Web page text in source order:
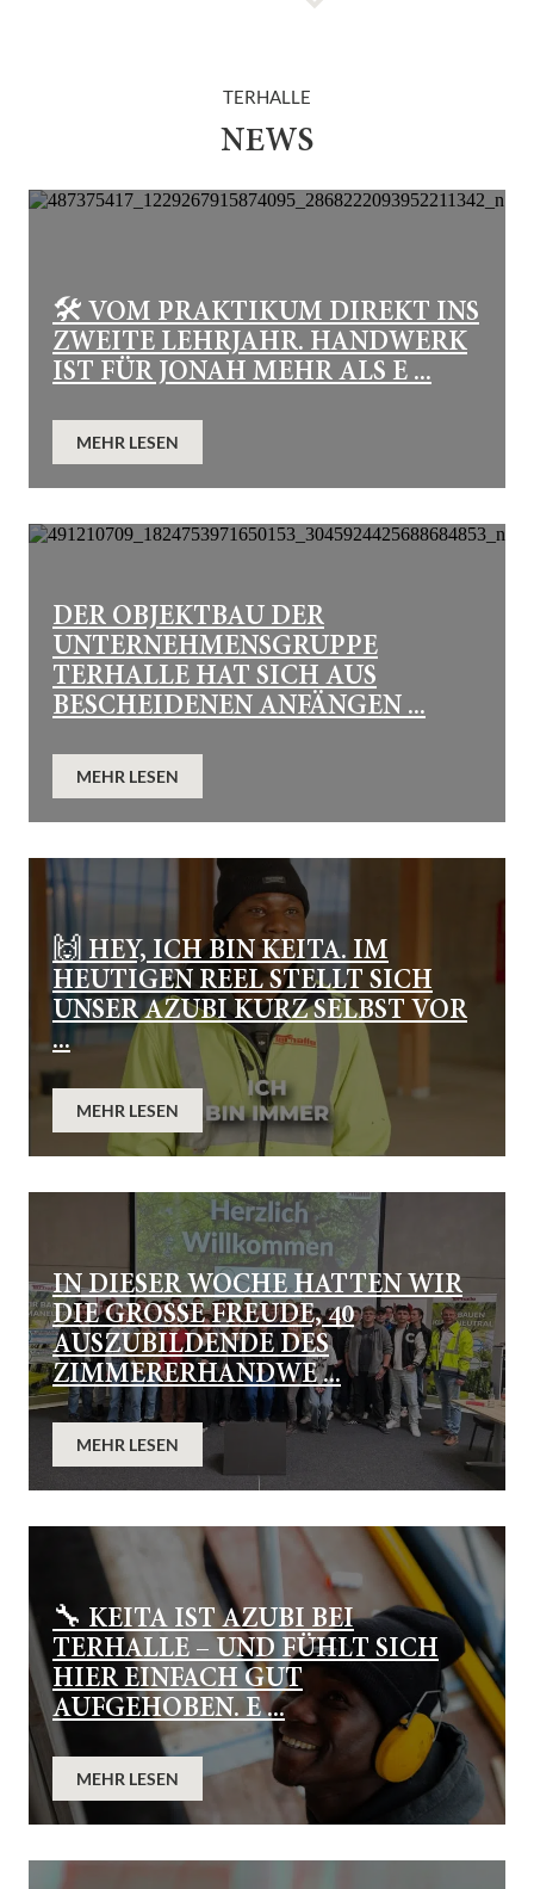
TERHALLE
NEWS
🛠️ VOM PRAKTIKUM DIREKT INS
ZWEITE LEHRJAHR. HANDWERK
IST FÜR JONAH MEHR ALS E ...
MEHR LESEN
DER OBJEKTBAU DER
UNTERNEHMENSGRUPPE
TERHALLE HAT SICH AUS
BESCHEIDENEN ANFÄNGEN ...
MEHR LESEN
🙌 HEY, ICH BIN KEITA. IM
HEUTIGEN REEL STELLT SICH
UNSER AZUBI KURZ SELBST VOR
...
MEHR LESEN
IN DIESER WOCHE HATTEN WIR
DIE GROSSE FREUDE, 40 A
USZUBILDENDE DES Z
IMMERERHANDWE ...
MEHR LESEN
🔧 KEITA IST AZUBI BEI
TERHALLE – UND FÜHLT SICH
HIER EINFACH GUT
AUFGEHOBEN. E ...
MEHR LESEN